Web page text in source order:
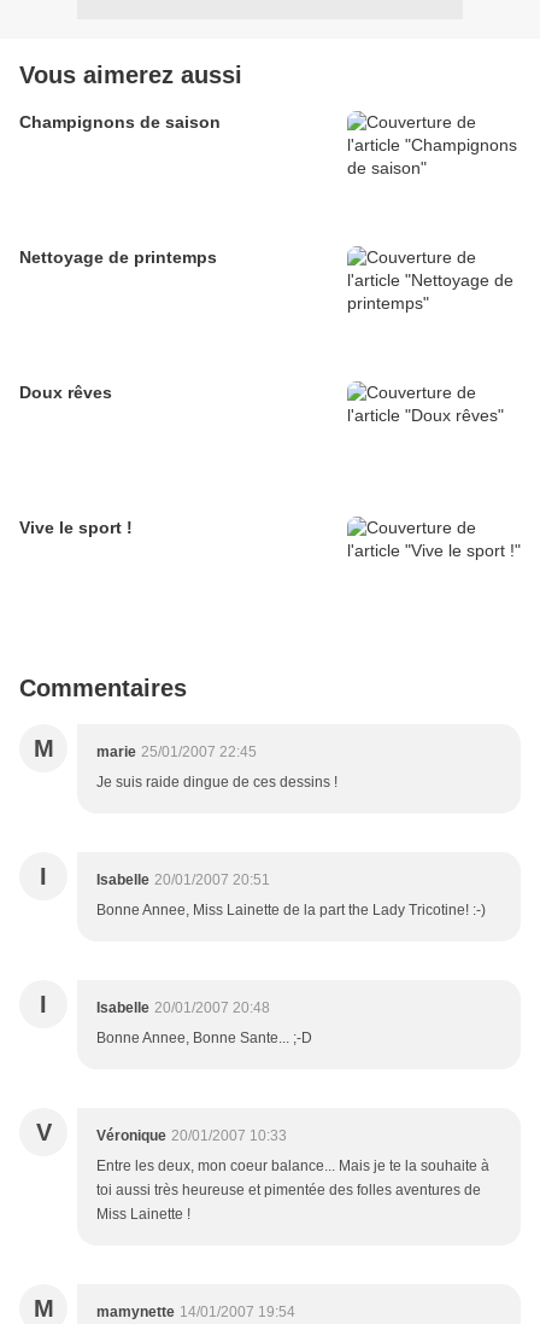
Vous aimerez aussi
Champignons de saison
Nettoyage de printemps
Doux rêves
Vive le sport !
Commentaires
M marie 25/01/2007 22:45
Je suis raide dingue de ces dessins !
I Isabelle 20/01/2007 20:51
Bonne Annee, Miss Lainette de la part the Lady Tricotine! :-)
I Isabelle 20/01/2007 20:48
Bonne Annee, Bonne Sante... ;-D
V Véronique 20/01/2007 10:33
Entre les deux, mon coeur balance... Mais je te la souhaite à
toi aussi très heureuse et pimentée des folles aventures de
Miss Lainette !
M mamynette 14/01/2007 19:54